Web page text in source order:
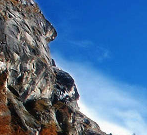
A szellem működését a kozmikus
Mely önmagától adódni képtelen:
Saját behatárolt Énem.
16. hét
Hogy bensőmben maradjon rejtve a szellem
Megérzésem tőlem most szigorral ezt
Hogy isteni adottságaim beérvén
Teremjenek lelkem mélyén